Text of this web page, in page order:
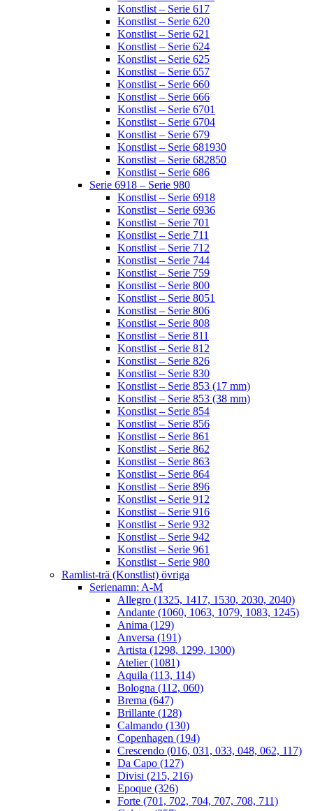
Konstlist – Serie 617
Konstlist – Serie 620
Konstlist – Serie 621
Konstlist – Serie 624
Konstlist – Serie 625
Konstlist – Serie 657
Konstlist – Serie 660
Konstlist – Serie 666
Konstlist – Serie 6701
Konstlist – Serie 6704
Konstlist – Serie 679
Konstlist – Serie 681930
Konstlist – Serie 682850
Konstlist – Serie 686
Serie 6918 – Serie 980
Konstlist – Serie 6918
Konstlist – Serie 6936
Konstlist – Serie 701
Konstlist – Serie 711
Konstlist – Serie 712
Konstlist – Serie 744
Konstlist – Serie 759
Konstlist – Serie 800
Konstlist – Serie 8051
Konstlist – Serie 806
Konstlist – Serie 808
Konstlist – Serie 811
Konstlist – Serie 812
Konstlist – Serie 826
Konstlist – Serie 830
Konstlist – Serie 853 (17 mm)
Konstlist – Serie 853 (38 mm)
Konstlist – Serie 854
Konstlist – Serie 856
Konstlist – Serie 861
Konstlist – Serie 862
Konstlist – Serie 863
Konstlist – Serie 864
Konstlist – Serie 896
Konstlist – Serie 912
Konstlist – Serie 916
Konstlist – Serie 932
Konstlist – Serie 942
Konstlist – Serie 961
Konstlist – Serie 980
Ramlist-trä (Konstlist) övriga
Serienamn: A-M
Allegro (1325, 1417, 1530, 2030, 2040)
Andante (1060, 1063, 1079, 1083, 1245)
Anima (129)
Anversa (191)
Artista (1298, 1299, 1300)
Atelier (1081)
Aquila (113, 114)
Bologna (112, 060)
Brema (647)
Brillante (128)
Calmando (130)
Copenhagen (194)
Crescendo (016, 031, 033, 048, 062, 117)
Da Capo (127)
Divisi (215, 216)
Epoque (326)
Forte (701, 702, 704, 707, 708, 711)